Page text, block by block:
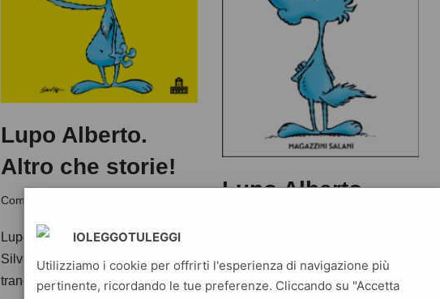
Lupo Alberto.
Altro che storie!
Commedia
Lupo Alberto. Altro che storie!
Silver Lupo Alberto. Uno
tranquillo, simpatico, spiritoso,
Lupo Alberto
Lupo Alberto mondo lupo Silver
IOLEGGOTULEGGI
Utilizziamo i cookie per offrirti l'esperienza di navigazione più
pertinente, ricordando le tue preferenze. Cliccando su "Accetta